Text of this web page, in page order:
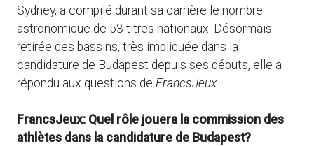
Sydney, a compilé durant sa carrière le nombre
astronomique de 53 titres nationaux. Désormais
retirée des bassins, très impliquée dans la
candidature de Budapest depuis ses débuts, elle a
répondu aux questions de FrancsJeux.
FrancsJeux: Quel rôle jouera la commission des
athlètes dans la candidature de Budapest?